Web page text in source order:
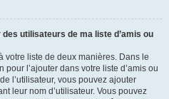
utilisateurs de ma liste d’amis ou
votre liste de deux manières. Dans le
l’ajouter dans votre liste d’amis ou
l’utilisateur, vous pouvez ajouter
leur nom d’utilisateur. Vous pouvez